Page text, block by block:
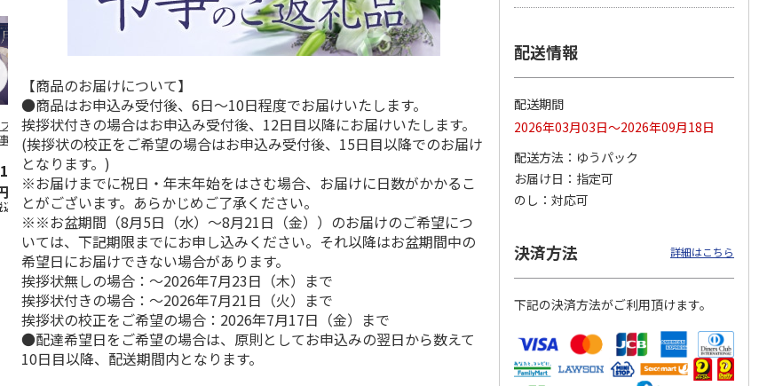
フト 月コ
用】
）
)
＜お中元＞お中元選
べるギフト 栴檀コ
ース
5.0 （5）
10,780円
(送料・税込)
選べるギフト 海コ
ース【弔事用】
10,780円
(送料・税込)
選べるギフト 月コ
ース【慶事用】
5,590円
(送料・税込)
選べるギフト 山コ
ース【弔事用】
15,990円
選べるギフト 鳥コ
4.2 （6）
3,520円
(送料・税込)
選べるギフト 花コ
【商品のお届けについて】
●商品はお申込み受付後、6日～10日程度でお届けいたします。
挨拶状付きの場合はお申込み受付後、12日目以降にお届けいたします。
(挨拶状の校正をご希望の場合はお申込み受付後、15日目以降でのお届け
となります。)
※お届けまでに祝日・年末年始をはさむ場合、お届けに日数がかかるこ
とがございます。あらかじめご了承ください。
※※お盆期間（8月5日（水）～8月21日（金））のお届けのご希望につ
いては、下記期限までにお申し込みください。それ以降はお盆期間中の
希望日にお届けできない場合があります。
挨拶状無しの場合：～2026年7月23日（木）まで
挨拶状付きの場合：～2026年7月21日（火）まで
挨拶状の校正をご希望の場合：2026年7月17日（金）まで
●配達希望日をご希望の場合は、原則としてお申込みの翌日から数えて
10日目以降、配送期間内となります。
配送情報
配送期間
2026年03月03日～2026年09月18日
配送方法
ゆうパック
お届け日
指定可
のし
対応可
決済方法 詳細はこちら
下記の決済方法がご利用頂けます。